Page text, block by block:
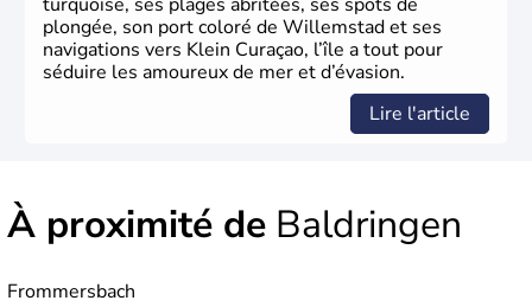
plongée, son port coloré de Willemstad et ses
navigations vers Klein Curaçao, l’île a tout pour
séduire les amoureux de mer et d’évasion.
Lire l'article
À proximité de Baldringen
Frommersbach